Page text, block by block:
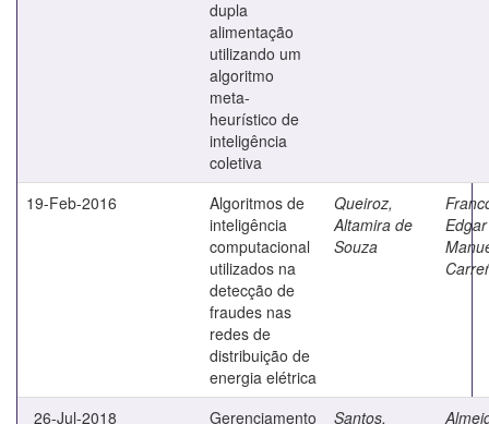
dupla
alimentação
utilizando um
algoritmo
meta-
heurístico de
inteligência
coletiva
19-Feb-2016
Algoritmos de
inteligência
computacional
utilizados na
detecção de
fraudes nas
redes de
distribuição de
energia elétrica
Queiroz,
Altamira de
Souza
Edgar
26-Jul-2018 Gerenciamento Santos,